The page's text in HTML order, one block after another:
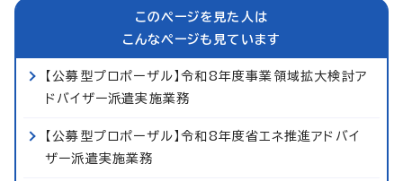
このページを見た人は
こんなページも見ています
【公募型プロポーザル】令和8年度事業領域拡大検討ア
ドバイザー派遣実施業務
【公募型プロポーザル】令和8年度省エネ推進アドバイ
ザー派遣実施業務